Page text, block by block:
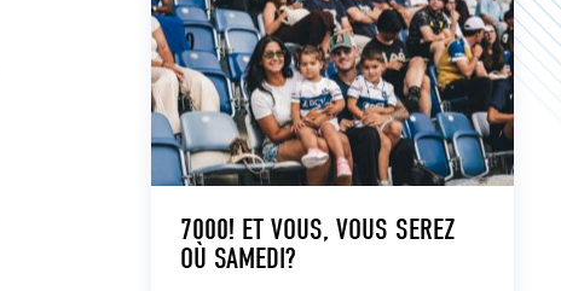
7000! ET VOUS, VOUS SEREZ
OÙ SAMEDI?